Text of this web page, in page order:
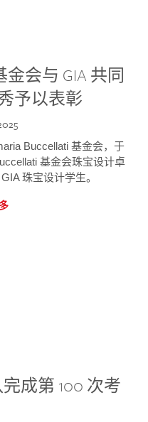
金会与 GIA 共同
予以表彰
Buccellati 基金会，于
基金会珠宝设计卓
珠宝设计学生。
成第 100 次考